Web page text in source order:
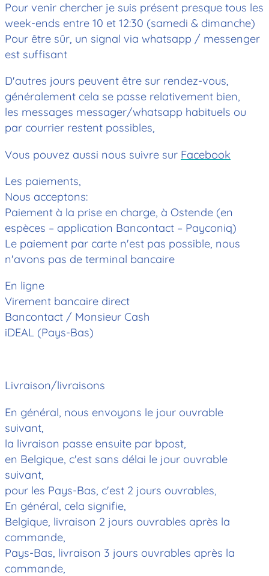
Pour venir chercher je suis présent presque tous les
week-ends entre 10 et 12:30 (samedi & dimanche)
Pour être sûr, un signal via whatsapp / messenger
est suffisant
D'autres jours peuvent être sur rendez-vous,
généralement cela se passe relativement bien,
les messages messager/whatsapp habituels ou
par courrier restent possibles,
Vous pouvez aussi nous suivre sur Facebook
Les paiements,
Nous acceptons:
Paiement à la prise en charge, à Ostende (en
espèces – application Bancontact – Payconiq)
Le paiement par carte n'est pas possible, nous
n'avons pas de terminal bancaire
En ligne
Virement bancaire direct
Bancontact / Monsieur Cash
iDEAL (Pays-Bas)
Livraison/livraisons
En général, nous envoyons le jour ouvrable
suivant,
la livraison passe ensuite par bpost,
en Belgique, c'est sans délai le jour ouvrable
suivant,
pour les Pays-Bas, c'est 2 jours ouvrables,
En général, cela signifie,
Belgique, livraison 2 jours ouvrables après la
commande,
Pays-Bas, livraison 3 jours ouvrables après la
commande,